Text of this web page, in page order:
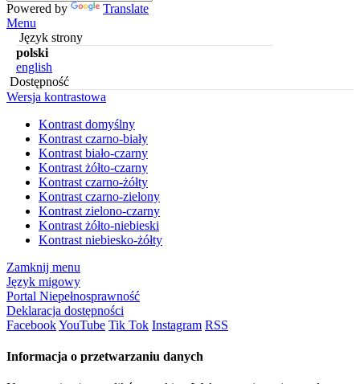
Powered by
Translate
Menu
Język strony
polski
english
Dostępność
Wersja kontrastowa
Kontrast domyślny
Kontrast czarno-biały
Kontrast biało-czarny
Kontrast żółto-czarny
Kontrast czarno-żółty
Kontrast czarno-zielony
Kontrast zielono-czarny
Kontrast żółto-niebieski
Kontrast niebiesko-żółty
Zamknij menu
Język migowy
Portal Niepełnosprawność
Deklaracja dostępności
FacebookYouTube Tik Tok Instagram RSS
Informacja o przetwarzaniu danych